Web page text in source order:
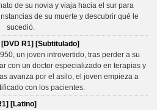
de su novia y viaja hacia el sur para
de su muerte y descubrir qué le
sucedió.
R1] [Subtitulado]
un joven introvertido, tras perder a su
con un doctor especializado en terapias y
avanza por el asilo, el joven empieza a
con los pacientes.
[Latino]